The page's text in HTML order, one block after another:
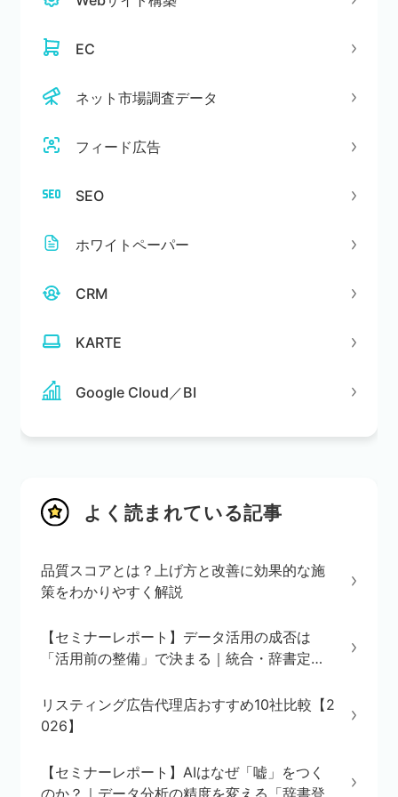
EC
ネット市場調査データ
フィード広告
SEO
ホワイトペーパー
CRM
KARTE
Google Cloud／BI
よく読まれている記事
品質スコアとは？上げ方と改善に効果的な施
策をわかりやすく解説
【セミナーレポート】データ活用の成否は
「活用前の整備」で決まる｜統合・辞書定
リスティング広告代理店おすすめ10社比較【2
026】
【セミナーレポート】AIはなぜ「嘘」をつく
のか？｜データ分析の精度を変える「辞書登